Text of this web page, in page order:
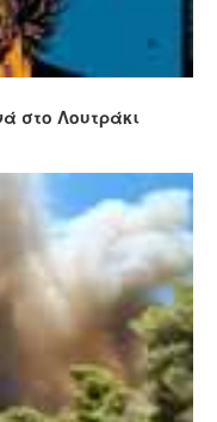
στο Λουτράκι